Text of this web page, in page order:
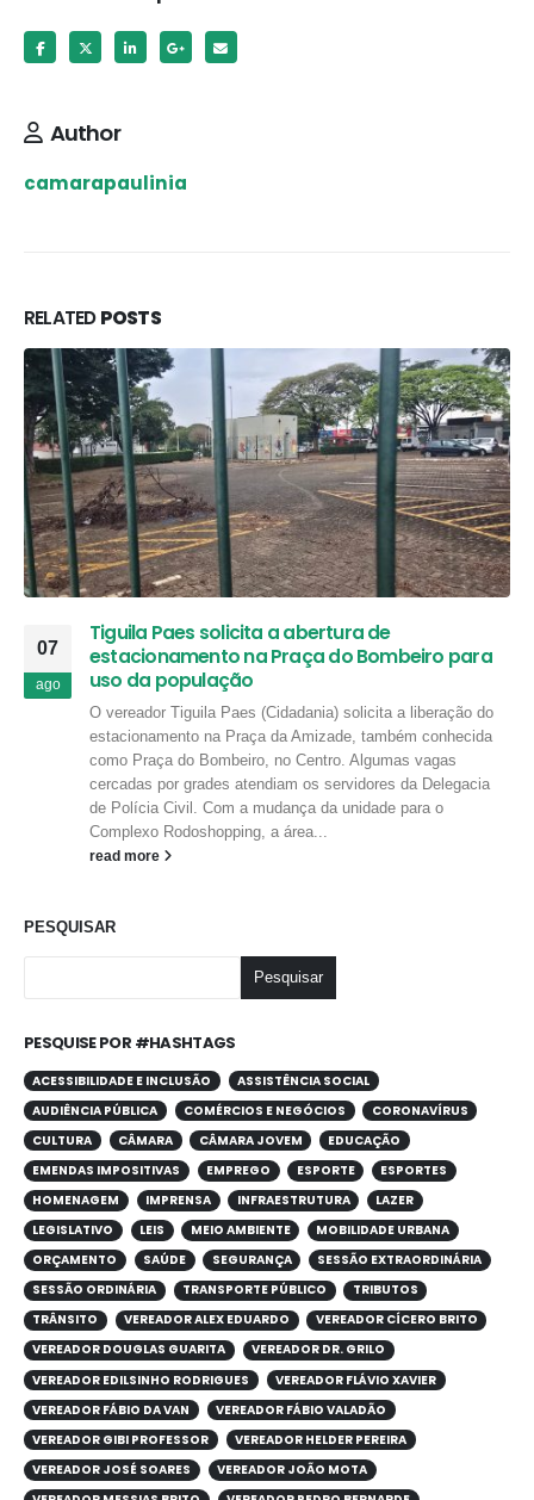
Author
camarapaulinia
RELATEDPOSTS
07
ago
Tiguila Paes solicita a abertura de
estacionamento na Praça do Bombeiro para
uso da população
O vereador Tiguila Paes (Cidadania) solicita a liberação do
estacionamento na Praça da Amizade, também conhecida
como Praça do Bombeiro, no Centro. Algumas vagas
cercadas por grades atendiam os servidores da Delegacia
de Polícia Civil. Com a mudança da unidade para o
Complexo Rodoshopping, a área...
read more
PESQUISAR
Pesquisar
PESQUISE POR #HASHTAGS
ACESSIBILIDADE E INCLUSÃO
ASSISTÊNCIA SOCIAL
AUDIÊNCIA PÚBLICA
COMÉRCIOS E NEGÓCIOS
CORONAVÍRUS
CULTURA
CÂMARA CÂMARA JOVEM
EDUCAÇÃO
EMENDAS IMPOSITIVAS
EMPREGO ESPORTE
ESPORTES
HOMENAGEM
IMPRENSA INFRAESTRUTURA
LAZER
LEGISLATIVO
LEIS MEIO AMBIENTE
MOBILIDADE URBANA
ORÇAMENTO
SAÚDE SEGURANÇA
SESSÃO EXTRAORDINÁRIA
SESSÃO ORDINÁRIA
TRANSPORTE PÚBLICO
TRIBUTOS
TRÂNSITO
VEREADOR ALEX EDUARDO
VEREADOR CÍCERO BRITO
VEREADOR DOUGLAS GUARITA
VEREADOR DR. GRILO
VEREADOR EDILSINHO RODRIGUES
VEREADOR FLÁVIO XAVIER
VEREADOR FÁBIO DA VAN
VEREADOR FÁBIO VALADÃO
VEREADOR GIBI PROFESSOR
VEREADOR HELDER PEREIRA
VEREADOR JOSÉ SOARES
VEREADOR JOÃO MOTA